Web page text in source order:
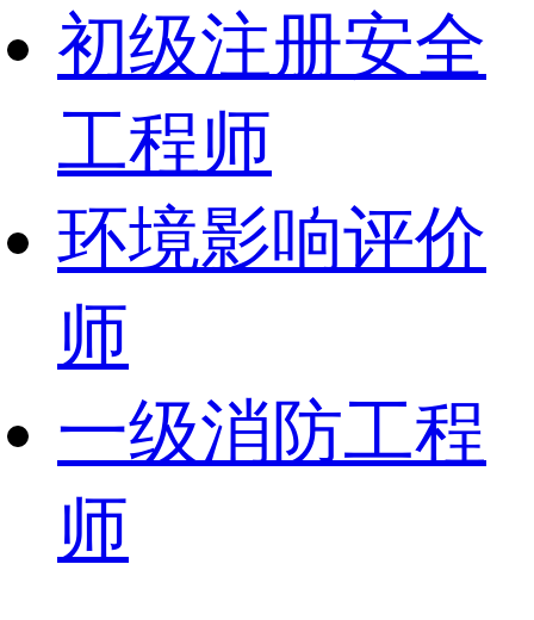
初级注册安全
工程师
环境影响评价
师
一级消防工程
师